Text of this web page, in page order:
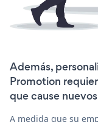
Además,
Promotion
que cause
A medida que su